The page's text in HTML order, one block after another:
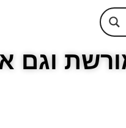
וגם